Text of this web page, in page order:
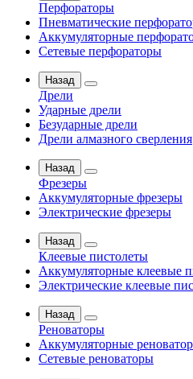
Перфораторы
Пневматические
Аккумуляторные
Сетевые перфораторы
Назад
Дрели
Ударные дрели
Безударные дрели
Дрели алмазного сверления
Назад
Фрезеры
Аккумуляторные фрезеры
Электрические фрезеры
Назад
Клеевые пистолеты
Аккумуляторные клеевые
Электрические клеевые
Назад
Реноваторы
Аккумуляторные
Сетевые реноваторы